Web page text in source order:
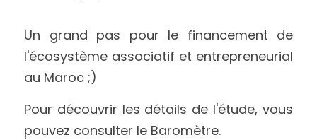
Un grand pas pour le financement de
l'écosystème associatif et entrepreneurial
au Maroc ;)
Pour découvrir les détails de l'étude, vous
pouvez consulter le Baromètre.